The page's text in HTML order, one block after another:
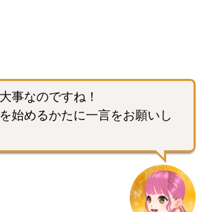
事なのですね！
始めるかたに一言をお願いし